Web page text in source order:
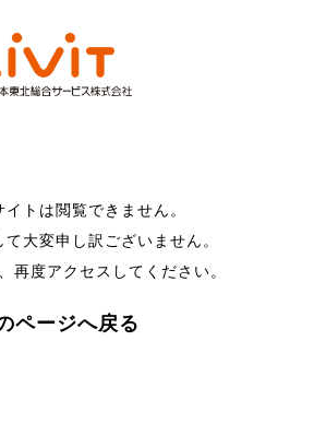
トは閲覧できません。
大変申し訳ございません。
再度アクセスしてください。
ページへ戻る